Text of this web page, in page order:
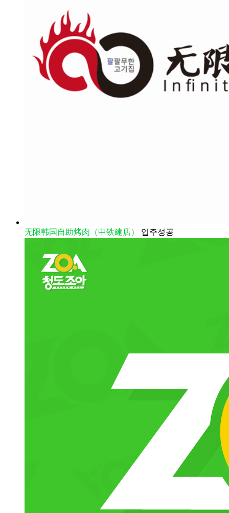
无限韩国自助烤肉（中铁建店） 입주성공